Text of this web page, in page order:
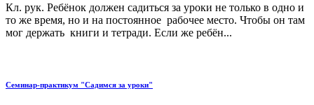
Кл. рук. Ребёнок должен садиться за уроки не только в одно и
то же время, но и на постоянное рабочее место. Чтобы он там
мог держать книги и тетради. Если же ребён...
Семинар-практикум "Садимся за уроки"